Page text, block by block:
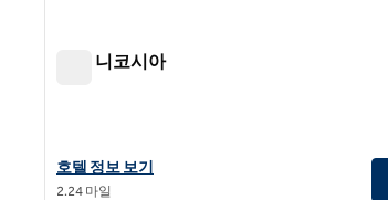
힐튼 니코시아
힐튼 니코시아의 호텔 정보 보기
호텔 정보 보기
2.24 마일